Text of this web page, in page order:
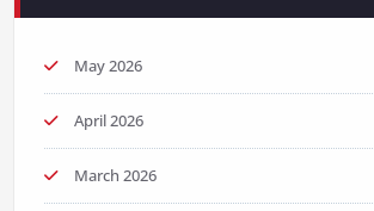
May 2026
April 2026
March 2026